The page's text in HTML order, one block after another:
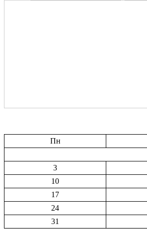
Пн
3
10
17
24
31